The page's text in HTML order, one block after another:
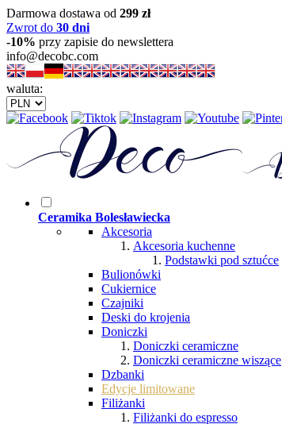
Darmowa dostawa od 299 zł
Zwrot do 30 dni
-10% przy zapisie do newslettera
info@decobc.com
waluta:
Ceramika Bolesławiecka
Akcesoria
Akcesoria kuchenne
Podstawki pod sztućce
Bulionówki
Cukiernice
Czajniki
Deski do krojenia
Doniczki
Doniczki ceramiczne
Doniczki ceramiczne wiszące
Dzbanki
Edycje limitowane
Filiżanki
Filiżanki do espresso